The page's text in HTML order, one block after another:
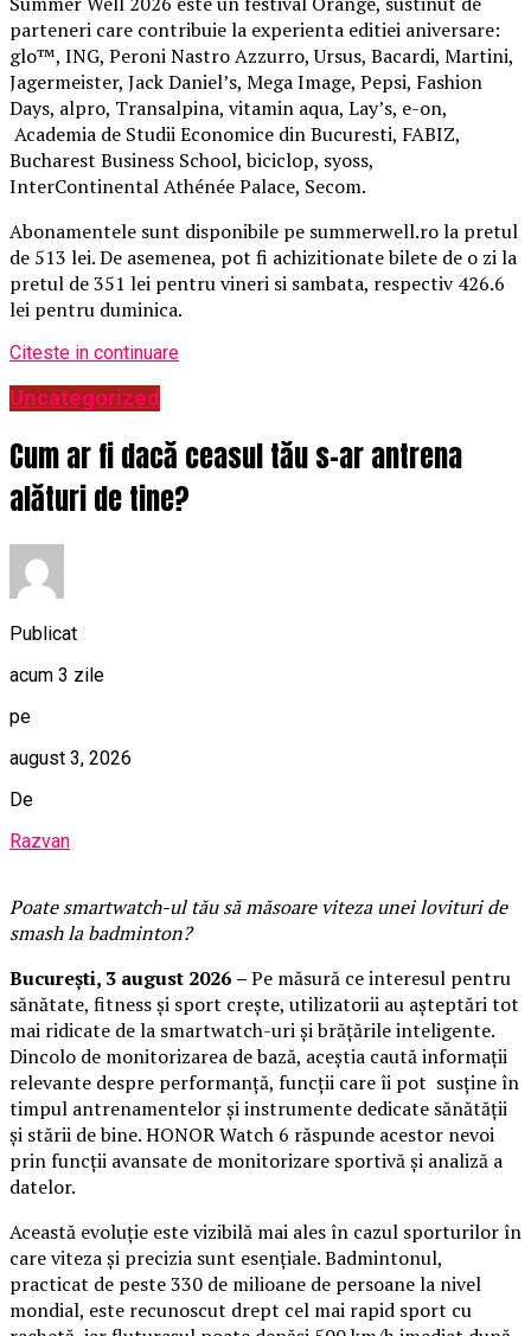
parteneri care contribuie la experienta editiei aniversare:
glo™, ING, Peroni Nastro Azzurro, Ursus, Bacardi, Martini,
Jagermeister, Jack Daniel’s, Mega Image, Pepsi, Fashion
Days, alpro, Transalpina, vitamin aqua, Lay’s, e-on,
Academia de Studii Economice din Bucuresti, FABIZ,
Bucharest Business School, biciclop, syoss,
InterContinental Athénée Palace, Secom.
Abonamentele sunt disponibile pe summerwell.ro la pretul
de 513 lei. De asemenea, pot fi achizitionate bilete de o zi la
pretul de 351 lei pentru vineri si sambata, respectiv 426.6
lei pentru duminica.
Citeste in continuare
Uncategorized
Cum ar fi dacă ceasul tău s-ar antrena
alături de tine?
Publicat
acum 3 zile
pe
august 3, 2026
De
Razvan
Poate smartwatch-ul tăusă măsoare viteza unei lovituri de
smash la badminton?
București, 3 august 2026 –Pe măsură ce interesul pentru
sănătate, fitness și sport crește, utilizatorii au așteptări tot
mai ridicate de la smartwatch-uri și brățările inteligente.
Dincolo de monitorizarea de bază, aceștia caută informații
relevante despre performanță, funcții care îi pot susține în
timpul antrenamentelor și instrumente dedicate sănătății
și stării de bine. HONOR Watch 6 răspunde acestor nevoi
prin funcții avansate de monitorizare sportivă și analiză a
datelor.
Această evoluție este vizibilă mai ales în cazul sporturilor în
care viteza și precizia sunt esențiale. Badmintonul,
practicat de peste 330 de milioane de persoane la nivel
mondial, este recunoscut drept cel mai rapid sport cu